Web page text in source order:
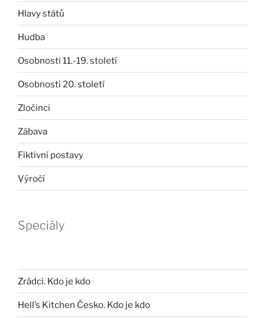
Hlavy států
Hudba
Osobnosti 11.-19. století
Osobnosti 20. století
Zločinci
Zábava
Fiktivní postavy
Výročí
Speciály
Zrádci. Kdo je kdo
Hell’s Kitchen Česko. Kdo je kdo